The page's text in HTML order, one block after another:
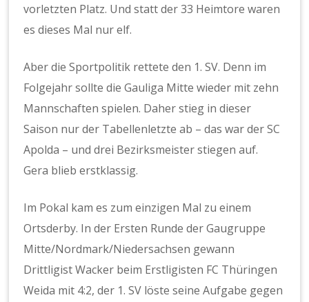
vorletzten Platz. Und statt der 33 Heimtore waren
es dieses Mal nur elf.
Aber die Sportpolitik rettete den 1. SV. Denn im
Folgejahr sollte die Gauliga Mitte wieder mit zehn
Mannschaften spielen. Daher stieg in dieser
Saison nur der Tabellenletzte ab – das war der SC
Apolda – und drei Bezirksmeister stiegen auf.
Gera blieb erstklassig.
Im Pokal kam es zum einzigen Mal zu einem
Ortsderby. In der Ersten Runde der Gaugruppe
Mitte/Nordmark/Niedersachsen gewann
Drittligist Wacker beim Erstligisten FC Thüringen
Weida mit 4:2, der 1. SV löste seine Aufgabe gegen